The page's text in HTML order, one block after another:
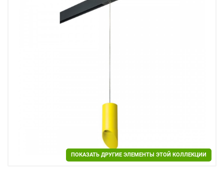
ПОКАЗАТЬ ДРУГИЕ ЭЛЕМЕНТЫ ЭТОЙ КОЛЛЕКЦИИ